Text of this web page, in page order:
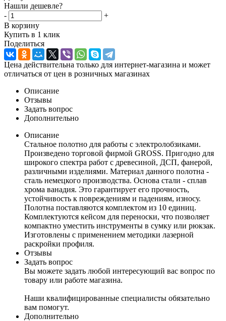
Нашли дешевле?
-
+
В корзину
Купить в 1 клик
Поделиться
Цена действительна только для интернет-магазина и может
отличаться от цен в розничных магазинах
Описание
Отзывы
Задать вопрос
Дополнительно
Описание
Стальное полотно для работы с электролобзиками.
Произведено торговой фирмой GROSS. Пригодно для
широкого спектра работ с древесиной, ДСП, фанерой,
различными изделиями. Материал данного полотна -
сталь немецкого производства. Основа стали - сплав
хрома ванадия. Это гарантирует его прочность,
устойчивость к повреждениям и падениям, износу.
Полотна поставляются комплектом из 10 единиц.
Комплектуются кейсом для переноски, что позволяет
компактно уместить инструменты в сумку или рюкзак.
Изготовлены с применением методики лазерной
раскройки профиля.
Отзывы
Задать вопрос
Вы можете задать любой интересующий вас вопрос по
товару или работе магазина.
Наши квалифицированные специалисты обязательно
вам помогут.
Дополнительно